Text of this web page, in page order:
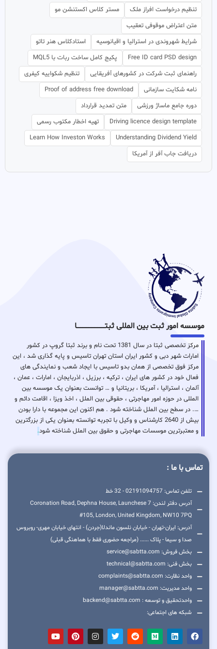
تنظیم درخواست افراز ملک
مستر کلاس اکستنشن مو
متن اعتراض موقوفی تعقیب
شرایط شهروندی در استرالیا و اقیانوسیه
استادکلاس هنر تاتو
Free ID card PSD design
پکیج کامل ساخت ربات با MQL5
راهنمای ثبت شرکت در کشورهای آفریقایی
تنظیم شکواییه کیفری
نامه شکایت سازمانی
Proof of address free download
دوره جامع ماساژ ورزشی
متن تمدید قرارداد
Driving licence design template
تهیه اخطار مکتوب رسمی
Understanding Dividend Yield
Learn How Investon Works
دریافت جاب آفر از آمریکا
موسسه امور ثبت بین المللی ثبتـــــــــــــــــــــــــــــا
مرکز تخصصی ثبتا در سال 1381 تحت نام و برند ثبتا گروپ در کشور
امارات شهر دبی و کشور ایران استان تهران تاسیس و پایه گذاری شد ، این
مرکز فوق تخصصی از همان بدو تاسیس با ایجاد شعب و نمایندگی های
فعال خود در کشور های ایران ، ترکیه ، برزیل ، اذربایجان ، امارات ، عمان ،
آلمان ، استرالیا ، آمریکا ، بریتانیا و … توانست بعنوان یک موسسه بین
المللی در حوزه امور مهاجرتی ، حقوقی بین الملل ، اخذ ویزا ، اقامت دائم و
…. در سطح بین الملل شناخته شود . هم اکنون این مجموعه با دارا بودن
بیش از 2640 کارشناس و وکیل با تجربه توانسته بعنوان یکی از بزرگترین
و معتبرترین موسسات مهاجرتی و حقوق بین الملل شناخته شود.
تماس با ما :
تلفن تماس: 02191094757 - 32 خط
آدرس دفتر لندن: 7 Coronation Road, Dephna House, Launchese
#105, London, United Kingdom, NW10 7PQ
آدرس: ایران-تهران - خیابان نلسون ماندلا(جردن) - انتهای خیابان مهری- روبروس
صدا و سیما - پلاک ...... (مراجعه حضوری فقط با هماهنگی قبلی)
بخش فروش: service@sabtta.com
بخش فنی: technical@sabtta.com
واحد نظارت: complaints@sabtta.com
واحد مدیریت: manager@sabtta.com
واحدتحقیق و توسعه : backend@sabtta.com
شبکه های اجتماعی: